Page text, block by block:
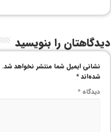
دیدگاهتان را بنویسید
نشانی ایمیل شما منتشر نخواهد شد.
شده‌اند*
دیدگاه*